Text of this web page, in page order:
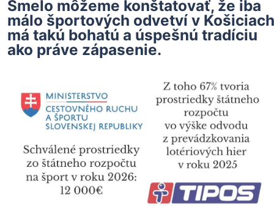
Smelo môžeme konštatovať, že iba
málo športových odvetví v Košiciach
má takú bohatú a úspešnú tradíciu
ako práve zápasenie.